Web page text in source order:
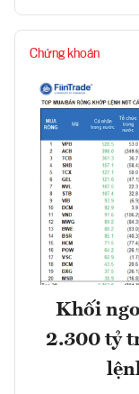
Chứng khoán
Khối
2.300 tỷ